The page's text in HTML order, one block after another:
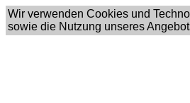
Wir verwenden Cookies und
sowie die Nutzung unseres